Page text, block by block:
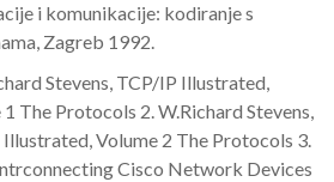
i komunikacije: kodiranje s
Zagreb 1992.
Stevens, TCP/IP Illustrated,
The Protocols 2. W.Richard Stevens,
Volume 2 The Protocols 3.
Cisco Network Devices